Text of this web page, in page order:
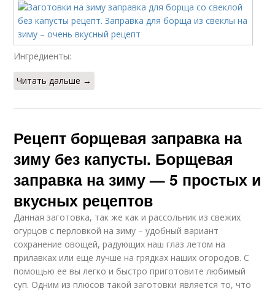
Ингредиенты:
Читать дальше →
Рецепт борщевая заправка на
зиму без капусты. Борщевая
заправка на зиму — 5 простых и
вкусных рецептов
Данная заготовка, так же как и рассольник из свежих
огурцов с перловкой на зиму – удобный вариант
сохранение овощей, радующих наш глаз летом на
прилавках или еще лучше на грядках наших огородов. С
помощью ее вы легко и быстро приготовите любимый
суп. Одним из плюсов такой заготовки является то, что